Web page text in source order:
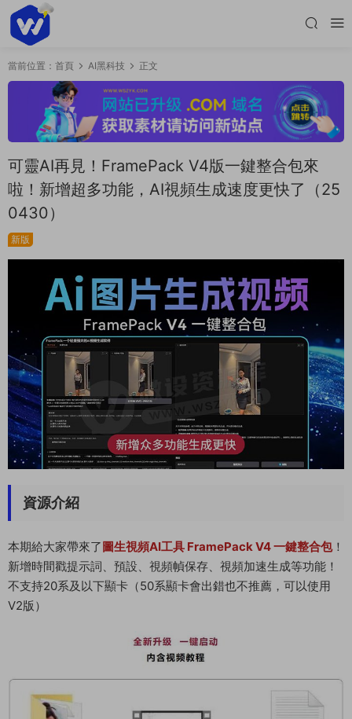
當前位置： 首頁 AI黑科技 正文
可靈AI再見！FramePack V4版一鍵整合包來
啦！新增超多功能，AI視頻生成速度更快了（25
0430）
新版
資源介紹
本期給大家帶來了 圖生視頻AI工具 FramePack V4 一鍵整合包！
新增時間戳提示詞、預設、視頻幀保存、視頻加速生成等功能！
不支持20系及以下顯卡（50系顯卡會出錯也不推薦，可以使用
V2版）